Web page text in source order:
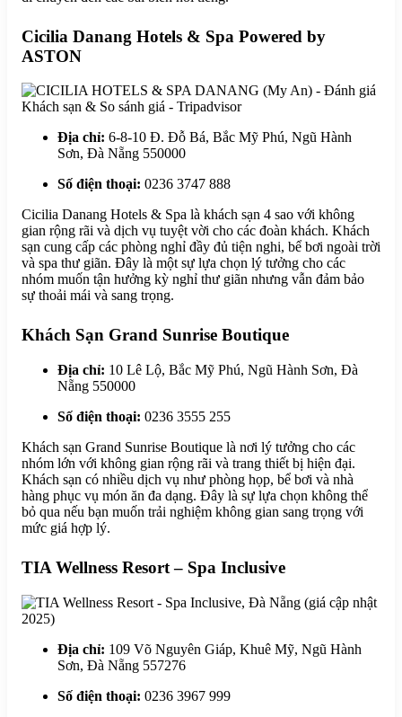
Cicilia Danang Hotels & Spa Powered by
ASTON
Địa chỉ: 6-8-10 Đ. Đỗ Bá, Bắc Mỹ Phú, Ngũ Hành
Sơn, Đà Nẵng 550000
Số điện thoại: 0236 3747 888
Cicilia Danang Hotels & Spa là khách sạn 4 sao với không
gian rộng rãi và dịch vụ tuyệt vời cho các đoàn khách. Khách
sạn cung cấp các phòng nghỉ đầy đủ tiện nghi, bể bơi ngoài trời
và spa thư giãn. Đây là một sự lựa chọn lý tưởng cho các
nhóm muốn tận hưởng kỳ nghỉ thư giãn nhưng vẫn đảm bảo
sự thoải mái và sang trọng.
Khách Sạn Grand Sunrise Boutique
Địa chỉ: 10 Lê Lộ, Bắc Mỹ Phú, Ngũ Hành Sơn, Đà
Nẵng 550000
Số điện thoại: 0236 3555 255
Khách sạn Grand Sunrise Boutique là nơi lý tưởng cho các
nhóm lớn với không gian rộng rãi và trang thiết bị hiện đại.
Khách sạn có nhiều dịch vụ như phòng họp, bể bơi và nhà
hàng phục vụ món ăn đa dạng. Đây là sự lựa chọn không thể
bỏ qua nếu bạn muốn trải nghiệm không gian sang trọng với
mức giá hợp lý.
TIA Wellness Resort – Spa Inclusive
Địa chỉ: 109 Võ Nguyên Giáp, Khuê Mỹ, Ngũ Hành
Sơn, Đà Nẵng 557276
Số điện thoại: 0236 3967 999